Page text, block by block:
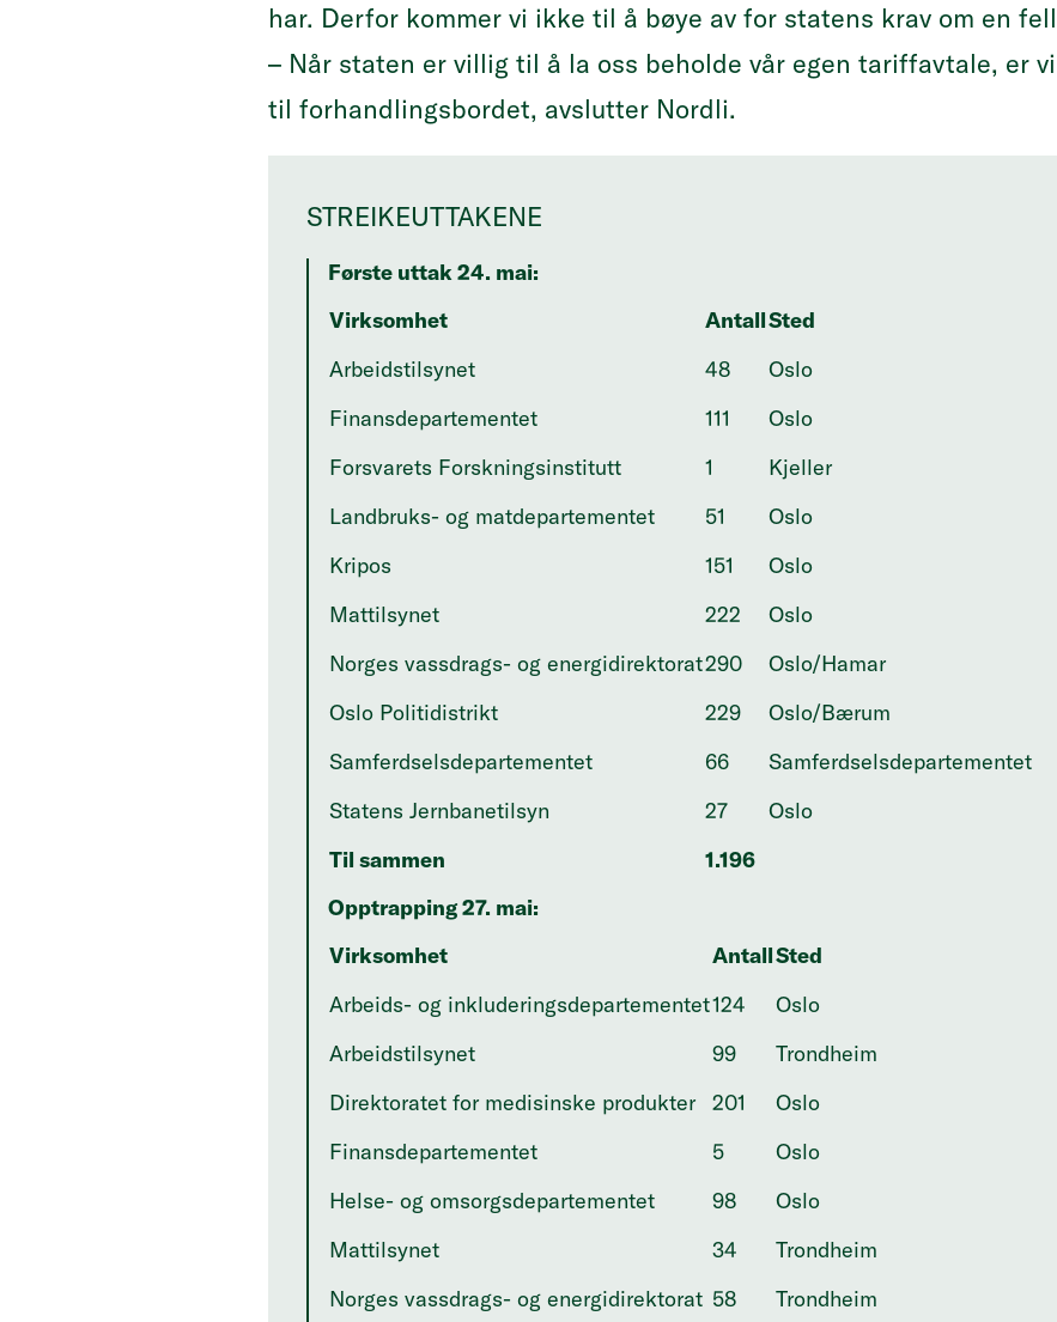
har. Derfor kommer vi ikke til å bøye av for statens krav om en
– Når staten er villig til å la oss beholde vår egen tariffavtale, er
til forhandlingsbordet, avslutter Nordli.
STREIKEUTTAKENE
Første uttak 24. mai:
Virksomhet
AntallSted
Arbeidstilsynet
48
Oslo
Finansdepartementet
111
Oslo
Forsvarets Forskningsinstitutt
1
Kjeller
Landbruks- og matdepartementet
51
Oslo
Kripos
151
Oslo
Mattilsynet
222
Oslo
Norges vassdrags- og energidirektorat290
Oslo/Hamar
Oslo Politidistrikt
229
Oslo/Bærum
Samferdselsdepartementet
66
Samferdselsdepartementet
Statens Jernbanetilsyn
27
Oslo
Til sammen
1.196
Opptrapping 27. mai:
Virksomhet
AntallSted
Arbeids- og inkluderingsdepartementet124
Oslo
Arbeidstilsynet
99
Trondheim
Direktoratet for medisinske produkter
201
Oslo
Finansdepartementet
5
Oslo
Helse- og omsorgsdepartementet
98
Oslo
Mattilsynet
34
Trondheim
Norges vassdrags- og energidirektorat 58 Trondheim